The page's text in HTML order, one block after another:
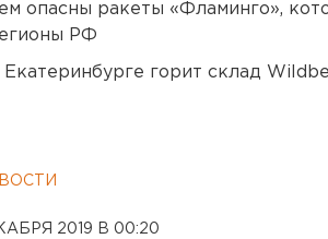
опасны ракеты «Фламинго»,
РФ
Екатеринбурге горит склад
2019 В 00:20